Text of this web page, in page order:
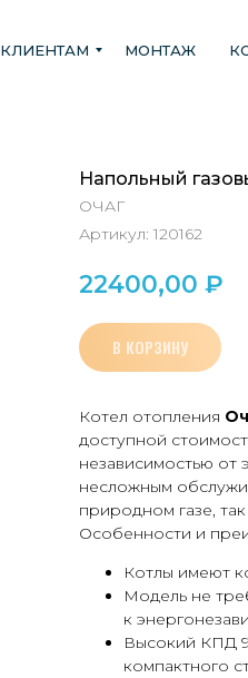
КЛИЕНТАМ МОНТАЖ
Напольный
ОЧАГ
Артикул: 120162
22400,00 ₽
В КОРЗИНУ
Котел отопления
доступной
независимостью от
несложным
природном газе,
Особенности и
Котлы имеют
Модель не
к
Высокий КПД
компактного